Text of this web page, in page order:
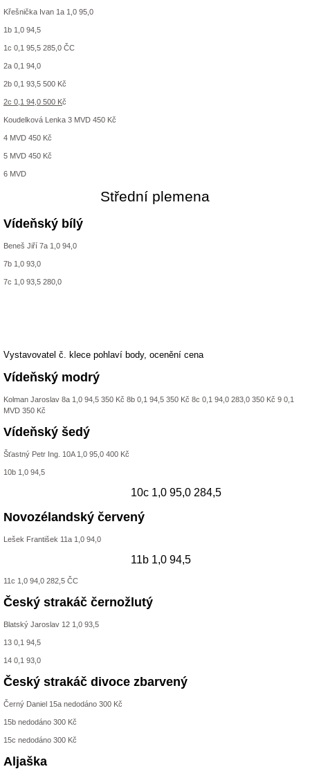
Křešnička Ivan 1a 1,0 95,0
1b 1,0 94,5
1c 0,1 95,5 285,0 ČC
2a 0,1 94,0
2b 0,1 93,5 500 Kč
2c 0,1 94,0 500 Kč
Koudelková Lenka 3 MVD 450 Kč
4 MVD 450 Kč
5 MVD 450 Kč
6 MVD
Střední plemena
Vídeňský bílý
Beneš Jiří 7a 1,0 94,0
7b 1,0 93,0
7c 1,0 93,5 280,0
Vystavovatel č. klece pohlaví body, ocenění cena
Vídeňský modrý
Kolman Jaroslav 8a 1,0 94,5 350 Kč 8b 0,1 94,5 350 Kč 8c 0,1 94,0 283,0 350 Kč 9 0,1
MVD 350 Kč
Vídeňský šedý
Šťastný Petr Ing. 10A 1,0 95,0 400 Kč
10b 1,0 94,5
10c 1,0 95,0 284,5
Novozélandský červený
Lešek František 11a 1,0 94,0
11b 1,0 94,5
11c 1,0 94,0 282,5 ČC
Český strakáč černožlutý
Blatský Jaroslav 12 1,0 93,5
13 0,1 94,5
14 0,1 93,0
Český strakáč divoce zbarvený
Černý Daniel 15a nedodáno 300 Kč
15b nedodáno 300 Kč
15c nedodáno 300 Kč
Aljaška